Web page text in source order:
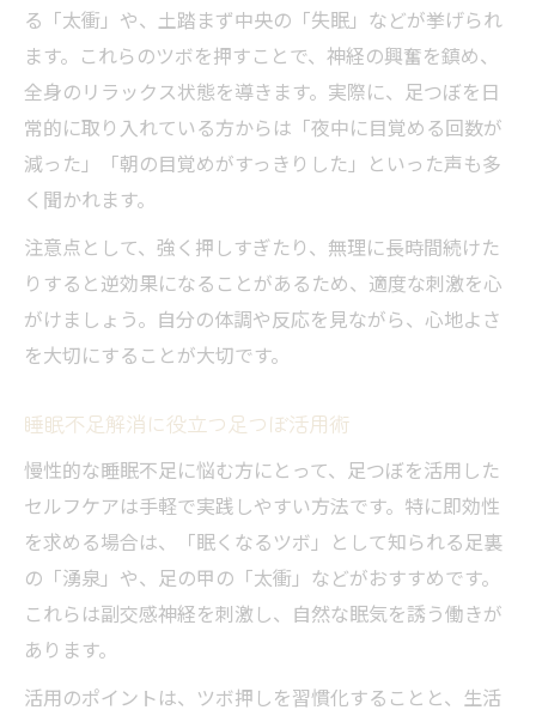
る「太衝」や、土踏まず中央の「失眠」などが挙げられ
ます。これらのツボを押すことで、神経の興奮を鎮め、
全身のリラックス状態を導きます。実際に、足つぼを日
常的に取り入れている方からは「夜中に目覚める回数が
減った」「朝の目覚めがすっきりした」といった声も多
く聞かれます。
注意点として、強く押しすぎたり、無理に長時間続けた
りすると逆効果になることがあるため、適度な刺激を心
がけましょう。自分の体調や反応を見ながら、心地よさ
を大切にすることが大切です。
睡眠不足解消に役立つ足つぼ活用術
慢性的な睡眠不足に悩む方にとって、足つぼを活用した
セルフケアは手軽で実践しやすい方法です。特に即効性
を求める場合は、「眠くなるツボ」として知られる足裏
の「湧泉」や、足の甲の「太衝」などがおすすめです。
これらは副交感神経を刺激し、自然な眠気を誘う働きが
あります。
活用のポイントは、ツボ押しを習慣化することと、生活